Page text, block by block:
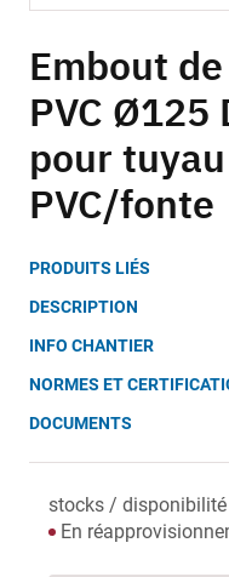
to
the
beginning
of
the
images
gallery
Embout
PVC Ø125
pour tuyau
PVC/fonte
PRODUITS LIÉS
DESCRIPTION
INFO CHANTIER
NORMES ET
DOCUMENTS
stocks / disponibilité
En